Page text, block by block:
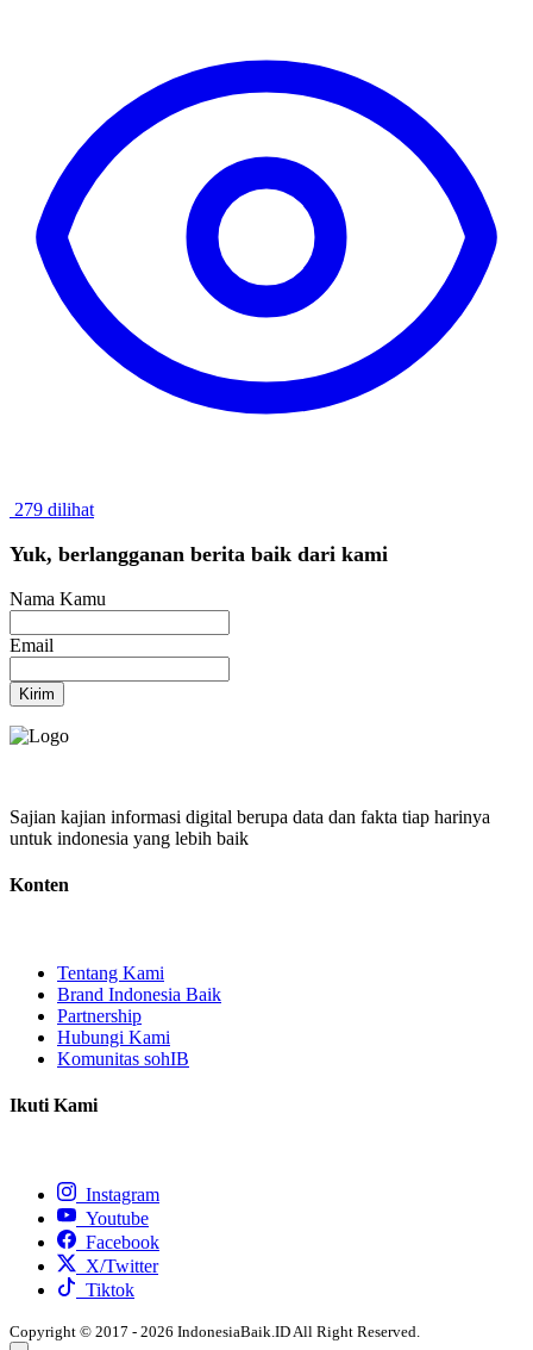
279 dilihat
Yuk, berlangganan berita baik dari kami
Nama Kamu
Email
Kirim
Sajian kajian informasi digital berupa data dan fakta tiap harinya
untuk indonesia yang lebih baik
Konten
Tentang Kami
Brand Indonesia Baik
Partnership
Hubungi Kami
Komunitas sohIB
Ikuti Kami
Instagram
Youtube
Facebook
X/Twitter
Tiktok
Copyright © 2017 - 2026 IndonesiaBaik.ID All Right Reserved.